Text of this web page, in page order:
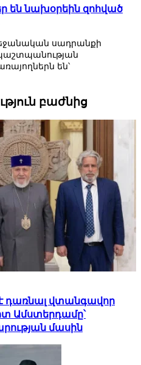
են նախօրեին զոհված
սադրանքի
են՝
բաժնից
դառնալ վտանգավոր
Ամստերդամը՝
մասին